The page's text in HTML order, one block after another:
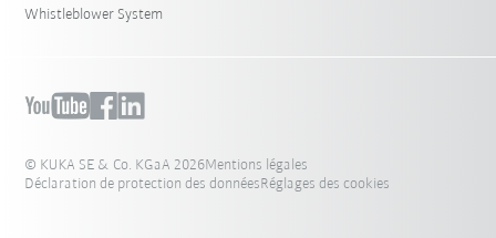
Whistleblower System
© KUKA SE & Co. KGaA 2026Mentions légales
Déclaration de protection des données Réglages des cookies